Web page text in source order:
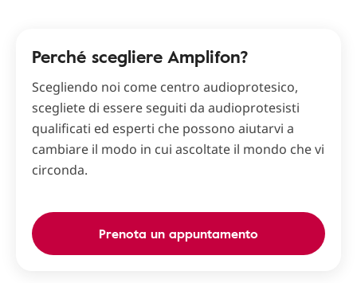
Perché scegliere Amplifon?
Scegliendo noi come centro audioprotesico,
scegliete di essere seguiti da audioprotesisti
qualificati ed esperti che possono aiutarvi a
cambiare il modo in cui ascoltate il mondo che vi
circonda.
Prenota un appuntamento